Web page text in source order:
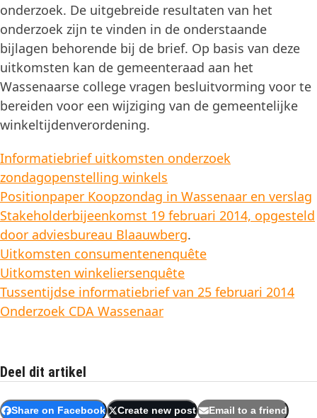
onderzoek. De uitgebreide resultaten van het
onderzoek zijn te vinden in de onderstaande
bijlagen behorende bij de brief. Op basis van deze
uitkomsten kan de gemeenteraad aan het
Wassenaarse college vragen besluitvorming voor te
bereiden voor een wijziging van de gemeentelijke
winkeltijdenverordening.
Informatiebrief uitkomsten onderzoek
zondagopenstelling winkels
Positionpaper Koopzondag in Wassenaar en verslag
Stakeholderbijeenkomst 19 februari 2014, opgesteld
door adviesbureau Blaauwberg.
Uitkomsten consumentenenquête
Uitkomsten winkeliersenquête
Tussentijdse informatiebrief van 25 februari 2014
Onderzoek CDA Wassenaar
Deel dit artikel
Share on Facebook Create new post Email to a friend